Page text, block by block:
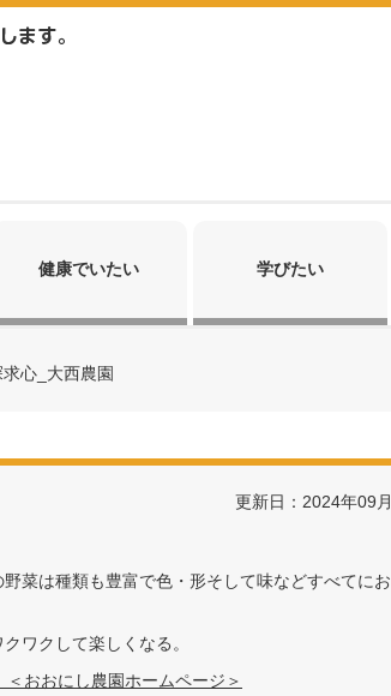
健康でいたい 学びたい
心_大西農園
更新日：2024年09
菜は種類も豊富で色・形そして味などすべてに
ワクして楽しくなる。
おおにし農園ホームページ＞